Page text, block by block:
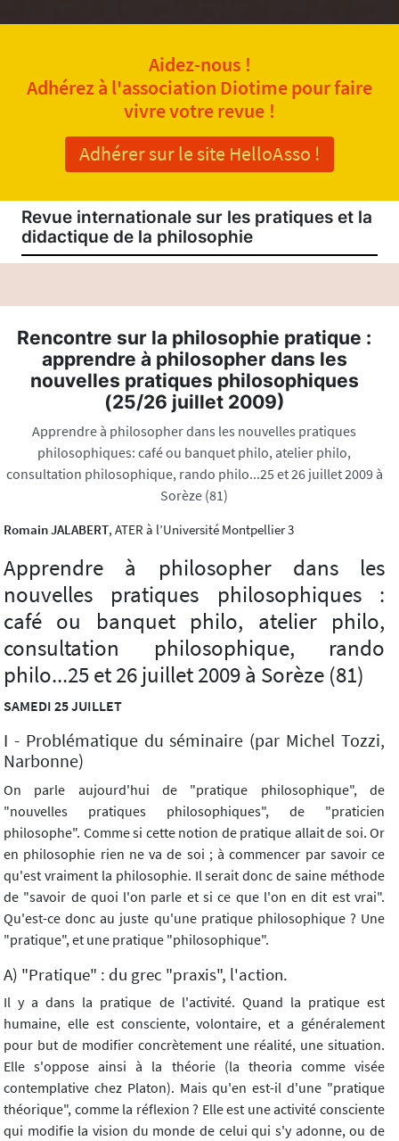
Aidez-nous !
Adhérez à l'association Diotime pour faire
vivre votre revue !
Adhérer sur le site HelloAsso !
Revue internationale sur les pratiques et la
didactique de la philosophie
Rencontre sur la philosophie pratique :
apprendre à philosopher dans les
nouvelles pratiques philosophiques
(25/26 juillet 2009)
Apprendre à philosopher dans les nouvelles pratiques
philosophiques: café ou banquet philo, atelier philo,
consultation philosophique, rando philo...25 et 26 juillet 2009 à
Sorèze (81)
Romain JALABERT, ATER à l’Université Montpellier 3
Apprendre à philosopher dans les
nouvelles pratiques philosophiques :
café ou banquet philo, atelier philo,
consultation philosophique, rando
philo...25 et 26 juillet 2009 à Sorèze (81)
SAMEDI 25 JUILLET
I - Problématique du séminaire (par Michel Tozzi,
Narbonne)
On parle aujourd'hui de "pratique philosophique", de
"nouvelles pratiques philosophiques", de "praticien
philosophe". Comme si cette notion de pratique allait de soi. Or
en philosophie rien ne va de soi ; à commencer par savoir ce
qu'est vraiment la philosophie. Il serait donc de saine méthode
de "savoir de quoi l'on parle et si ce que l'on en dit est vrai".
Qu'est-ce donc au juste qu'une pratique philosophique ? Une
"pratique", et une pratique "philosophique".
A) "Pratique" : du grec "praxis", l'action.
Il y a dans la pratique de l'activité. Quand la pratique est
humaine, elle est consciente, volontaire, et a généralement
pour but de modifier concrètement une réalité, une situation.
Elle s'oppose ainsi à la théorie (la theoria comme visée
contemplative chez Platon). Mais qu'en est-il d'une "pratique
théorique", comme la réflexion ? Elle est une activité consciente
qui modifie la vision du monde de celui qui s'y adonne, ou de